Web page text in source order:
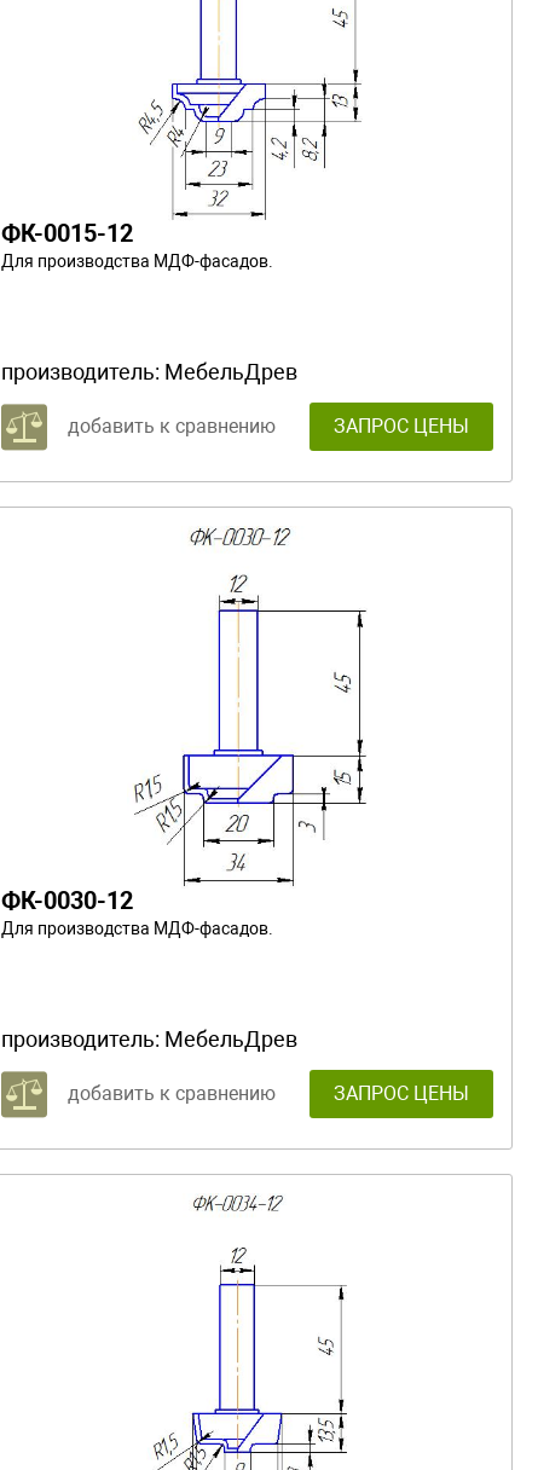
ФК-0015-12
Для производства МДФ-фасадов.
производитель: МебельДрев
добавить к сравнению ЗАПРОС ЦЕНЫ
ФК-0030-12
Для производства МДФ-фасадов.
производитель: МебельДрев
добавить к сравнению ЗАПРОС ЦЕНЫ